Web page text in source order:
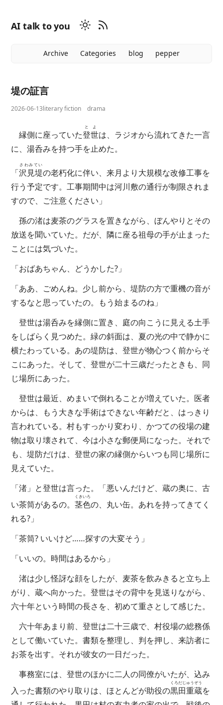
AI talk to you
Archive Categories blog pepper
堤の証言
2026-06-13literary fiction drama
縁側に座っていた登世
とよ
は、ラジオから流れてきた一言
に、湯呑みを持つ手を止めた。
「沢見堤
さわみてい
の老朽化に伴い、来月より大規模な改修工事を
行う予定です。工事期間中は河川敷の通行が制限されま
すので、ご注意ください」
孫の渚は麦茶のグラスを置きながら、ぼんやりとその
放送を聞いていた。だが、隣に座る祖母の手が止まった
ことには気づいた。
「おばあちゃん、どうかした?」
「ああ、ごめんね。少し前から、堤防の方で重機の音が
するなと思っていたの。もう始まるのね」
登世は湯呑みを縁側に置き、庭の向こうに見える土手
をしばらく見つめた。緑の斜面は、夏の光の中で静かに
横たわっている。あの堤防は、登世が物心つく前からそ
こにあった。そして、登世が二十三歳だったときも、同
じ場所にあった。
登世は最近、めまいで倒れることが増えていた。医者
からは、もう大きな手術はできない年齢だと、はっきり
言われている。村もすっかり変わり、かつての役場の建
物は取り壊されて、今は小さな郵便局になった。それで
も、堤防だけは、登世の家の縁側からいつも同じ場所に
見えていた。
「渚」と登世は言った。「悪いんだけど、蔵の奥に、古
い茶筒があるの。茎色
くきいろ
の、丸い缶。あれを持ってきてく
れる?」
「茶筒? いいけど……探すの大変そう」
「いいの。時間はあるから」
渚は少し怪訝な顔をしたが、麦茶を飲みきると立ち上
がり、蔵へ向かった。登世はその背中を見送りながら、
六十年という時間の長さを、初めて重さとして感じた。
六十年あまり前、登世は二十三歳で、村役場の総務係
として働いていた。書類を整理し、判を押し、来訪者に
お茶を出す。それが彼女の一日だった。
事務室には、登世のほかに二人の同僚がいたが、込み
入った書類のやり取りは、ほとんどが助役の黒田重蔵
くろだじゅうぞう
を